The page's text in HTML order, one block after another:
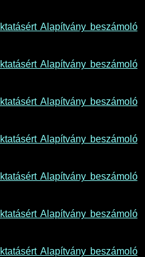
Alapítvány beszámoló
Alapítvány beszámoló
Alapítvány beszámoló
Alapítvány beszámoló
Alapítvány beszámoló
Alapítvány beszámoló
Alapítvány beszámoló